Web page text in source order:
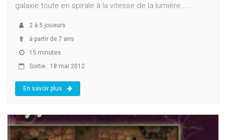
galaxie toute en spirale à la vitesse de la lumière......
2 à 5 joueurs
à partir de 7 ans
15 minutes
Sortie : 18 mai 2012
En savoir plus